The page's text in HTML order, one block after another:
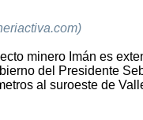
minero Imán es
del Presidente
al suroeste de